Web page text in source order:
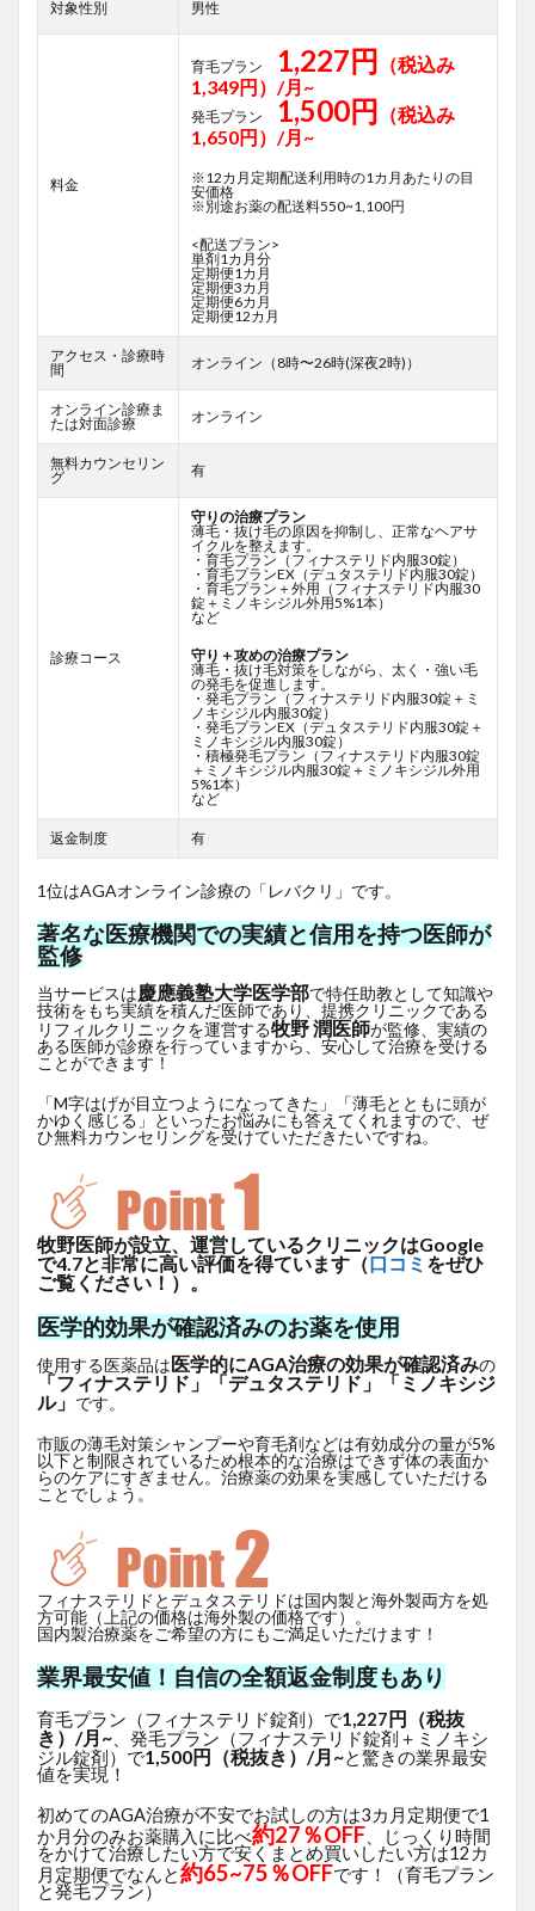
対象性別 男性
料金
育毛プラン 1,227円 （税込み
1,349円）/月~
発毛プラン 1,500円 （税込み
1,650円）/月~
※12カ月定期配送利用時の1カ月あたりの目
安価格
※別途お薬の配送料550~1,100円
<配送プラン>
単剤1カ月分
定期便1カ月
定期便3カ月
定期便6カ月
定期便12カ月
アクセス・診療時
間
オンライン（8時〜26時(深夜2時)）
オンライン診療ま
たは対面診療
オンライン
無料カウンセリン
グ
有
診療コース
守りの治療プラン
薄毛・抜け毛の原因を抑制し、正常なヘアサ
イクルを整えます。
・育毛プラン（フィナステリド内服30錠）
・育毛プランEX（デュタステリド内服30錠）
・育毛プラン＋外用（フィナステリド内服30
錠＋ミノキシジル外用5%1本）
など
守り＋攻めの治療プラン
薄毛・抜け毛対策をしながら、太く・強い毛
の発毛を促進します。
・発毛プラン（フィナステリド内服30錠＋ミ
ノキシジル内服30錠）
・発毛プランEX（デュタステリド内服30錠＋
ミノキシジル内服30錠）
・積極発毛プラン（フィナステリド内服30錠
＋ミノキシジル内服30錠＋ミノキシジル外用
5%1本）
など
返金制度 有
1位はAGAオンライン診療の「レバクリ」です。
著名な医療機関での実績と信用を持つ医師が
監修
当サービスは慶應義塾大学医学部で特任助教として知識や
技術をもち実績を積んだ医師であり、提携クリニックである
リフィルクリニックを運営する牧野 潤医師が監修、実績の
ある医師が診療を行っていますから、安心して治療を受ける
ことができます！
「M字はげが目立つようになってきた」「薄毛とともに頭が
かゆく感じる」といったお悩みにも答えてくれますので、ぜ
ひ無料カウンセリングを受けていただきたいですね。
牧野医師が設立、運営しているクリニックはGoogle
で4.7と非常に高い評価を得ています（口コミ をぜひ
ご覧ください！）。
医学的効果が確認済みのお薬を使用
使用する医薬品は医学的にAGA治療の効果が確認済みの
「フィナステリド」「デュタステリド」「ミノキシジ
ル」 です。
市販の薄毛対策シャンプーや育毛剤などは有効成分の量が5%
以下と制限されているため根本的な治療はできず体の表面か
らのケアにすぎません。治療薬の効果を実感していただける
ことでしょう。
フィナステリドとデュタステリドは国内製と海外製両方を処
方可能（上記の価格は海外製の価格です）。
国内製治療薬をご希望の方にもご満足いただけます！
業界最安値！自信の全額返金制度もあり
育毛プラン（フィナステリド錠剤）で1,227円（税抜
き）/月~ 、発毛プラン（フィナステリド錠剤＋ミノキシ
ジル錠剤）で1,500円（税抜き）/月~と驚きの業界最安
値を実現！
初めてのAGA治療が不安でお試しの方は3カ月定期便で1
か月分のみお薬購入に比べ約27％OFF 、じっくり時間
をかけて治療したい方で安くまとめ買いしたい方は12カ
月定期便でなんと約65~75％OFFです！（育毛プラン
と発毛プラン）